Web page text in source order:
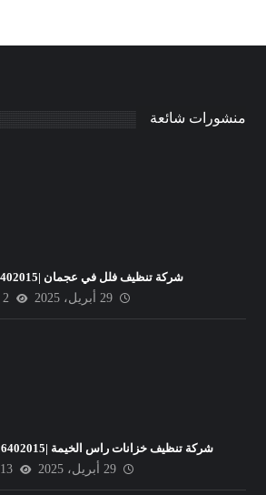
منشورات شائعة
شركة تنظيف فلل في عجمان |0526402015| تعقيم
29 أبريل، 2025
2
شركة تنظيف خزانات راس الخيمة |0526402015| تعقيم وتطهير
29 أبريل، 2025
13